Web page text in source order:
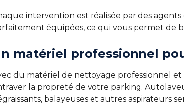
intervention est réalisée par des
équipées, ce qui vous permet de
matériel professionnel
du matériel de nettoyage professionnel
la propreté de votre parking.
balayeuses et autres aspirateurs